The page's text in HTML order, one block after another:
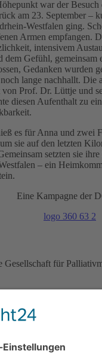
war der
am 23. September –
Westfalen ging.
Armen empfangen.
intensivem
dem Gefühl, gemeinsam
Gedanken wurden
lange nachhallt. Die
von Prof. Dr. Lüttje und
diesen Aufenthalt zu
es für Anna und zwei
sie auf den letzten
setzten sie
– ein
Eine Kampagne der
Gesellschaft für